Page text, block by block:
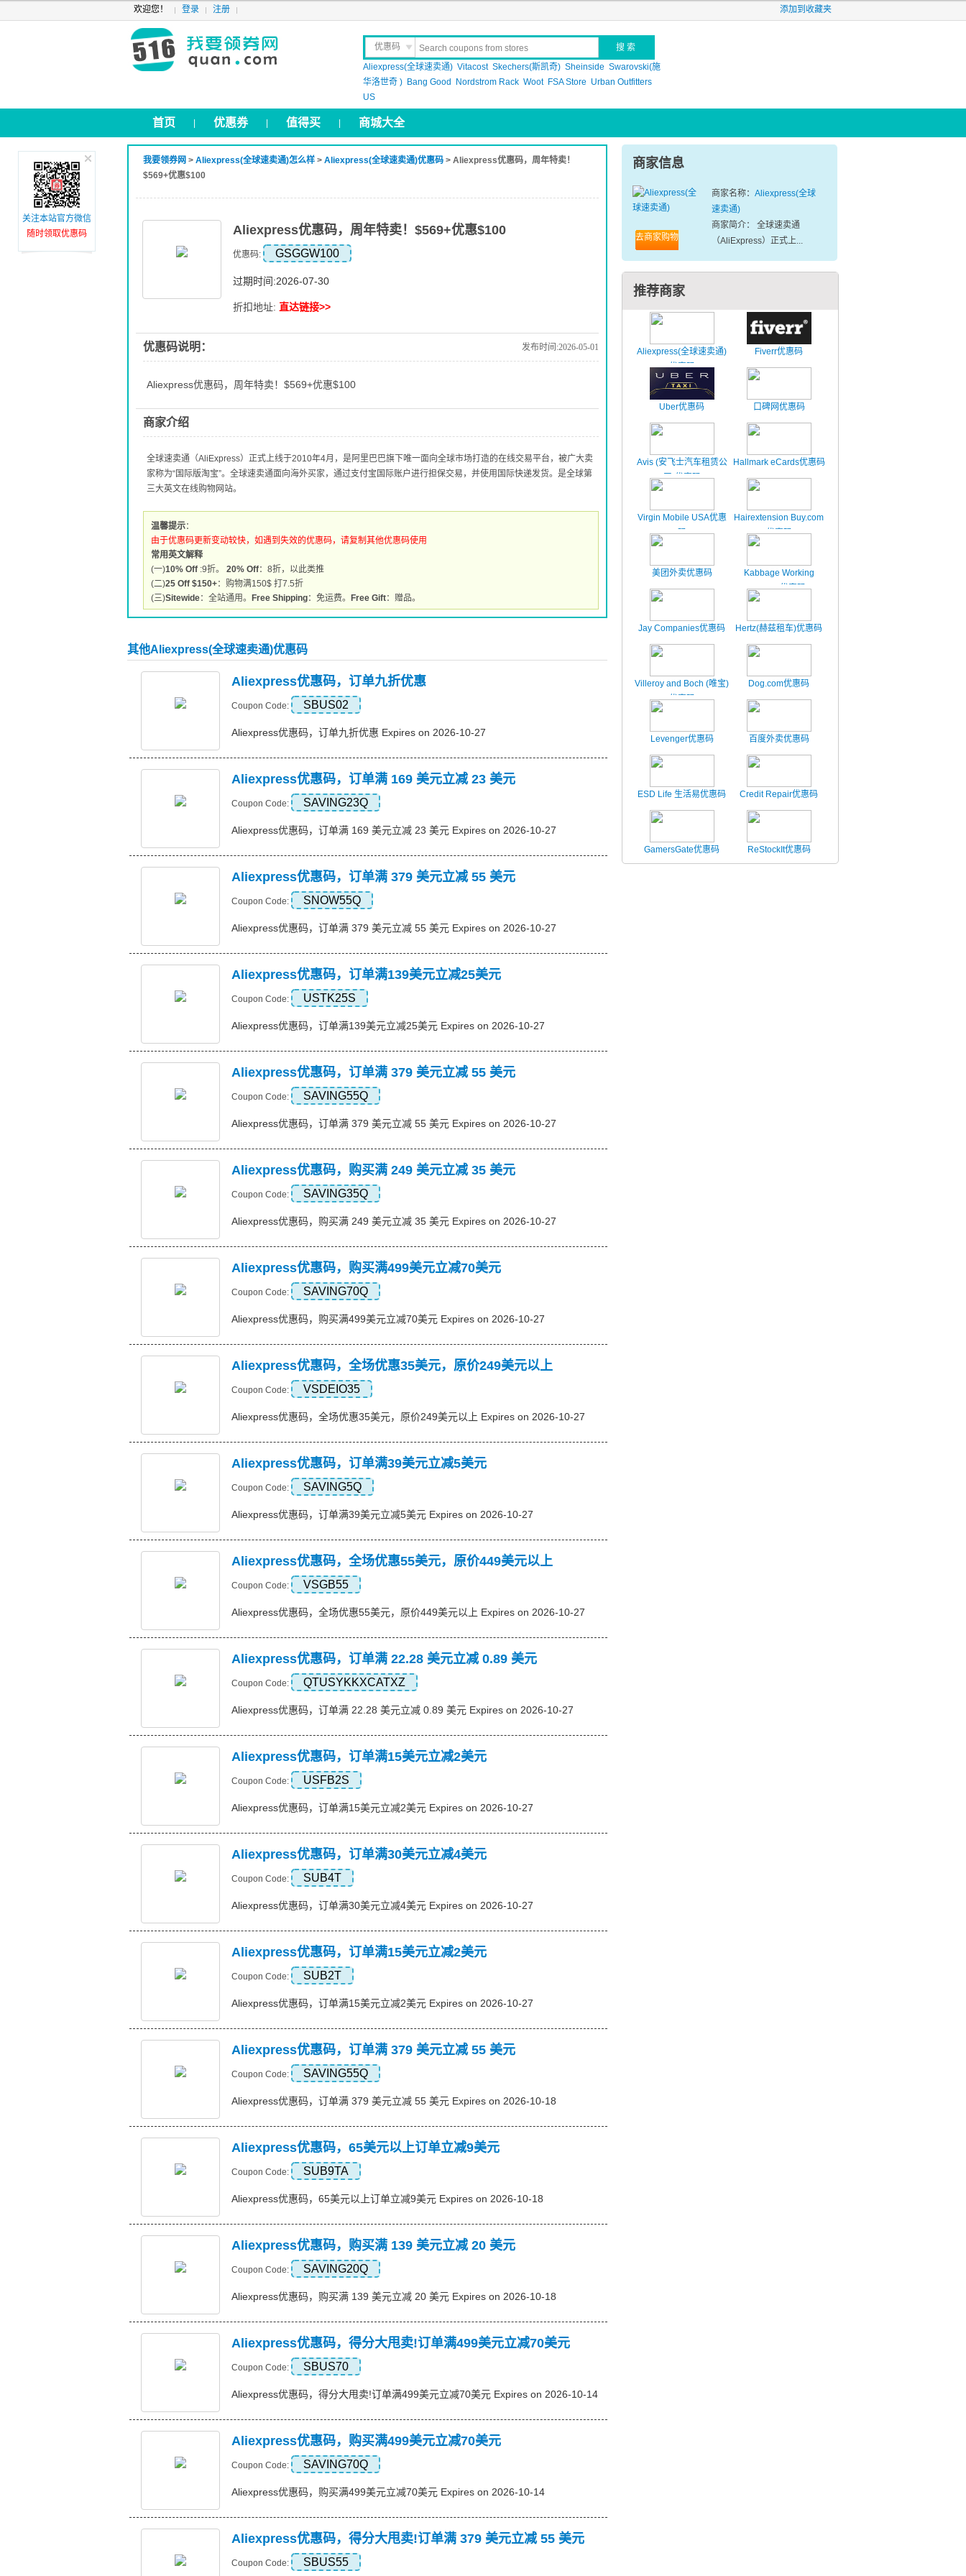
欢迎您！ 登录 注册 添加到收藏夹
优惠码
晒 单
Aliexpress(全球速卖通) Vitacost Skechers(斯凯奇) Sheinside Swarovski(施
华洛世奇 ) Bang Good Nordstrom Rack Woot FSA Store Urban Outfitters
US
首页 优惠券 值得买 商城大全
我要领券网 > Aliexpress(全球速卖通)怎么样 > Aliexpress(全球速卖通)优惠码 > Aliexpress优惠码，周年特卖！
$569+优惠$100
Aliexpress优惠码，周年特卖！$569+优惠$100
优惠码: GSGGW100
过期时间:2026-07-30
折扣地址: 直达链接>>
优惠码说明： 发布时间:2026-05-01
Aliexpress优惠码，周年特卖！$569+优惠$100
商家介绍
全球速卖通（AliExpress）正式上线于2010年4月，是阿里巴巴旗下唯一面向全球市场打造的在线交易平台，被广大卖
家称为“国际版淘宝”。全球速卖通面向海外买家，通过支付宝国际账户进行担保交易，并使用国际快递发货。是全球第
三大英文在线购物网站。
温馨提示：
由于优惠码更新变动较快，如遇到失效的优惠码，请复制其他优惠码使用
常用英文解释
(一)10% Off :9折。 20% Off：8折，以此类推
(二)25 Off $150+：购物满150$ 打7.5折
(三)Sitewide：全站通用。 Free Shipping：免运费。 Free Gift：赠品。
其他Aliexpress(全球速卖通)优惠码
Aliexpress优惠码，订单九折优惠
Coupon Code: SBUS02
Aliexpress优惠码，订单九折优惠 Expires on 2026-10-27
Aliexpress优惠码，订单满 169 美元立减 23 美元
Coupon Code: SAVING23Q
Aliexpress优惠码，订单满 169 美元立减 23 美元 Expires on 2026-10-27
Aliexpress优惠码，订单满 379 美元立减 55 美元
Coupon Code: SNOW55Q
Aliexpress优惠码，订单满 379 美元立减 55 美元 Expires on 2026-10-27
Aliexpress优惠码，订单满139美元立减25美元
Coupon Code: USTK25S
Aliexpress优惠码，订单满139美元立减25美元 Expires on 2026-10-27
Aliexpress优惠码，订单满 379 美元立减 55 美元
Coupon Code: SAVING55Q
Aliexpress优惠码，订单满 379 美元立减 55 美元 Expires on 2026-10-27
Aliexpress优惠码，购买满 249 美元立减 35 美元
Coupon Code: SAVING35Q
Aliexpress优惠码，购买满 249 美元立减 35 美元 Expires on 2026-10-27
Aliexpress优惠码，购买满499美元立减70美元
Coupon Code: SAVING70Q
Aliexpress优惠码，购买满499美元立减70美元 Expires on 2026-10-27
Aliexpress优惠码，全场优惠35美元，原价249美元以上
Coupon Code: VSDEIO35
Aliexpress优惠码，全场优惠35美元，原价249美元以上 Expires on 2026-10-27
Aliexpress优惠码，订单满39美元立减5美元
Coupon Code: SAVING5Q
Aliexpress优惠码，订单满39美元立减5美元 Expires on 2026-10-27
Aliexpress优惠码，全场优惠55美元，原价449美元以上
Coupon Code: VSGB55
Aliexpress优惠码，全场优惠55美元，原价449美元以上 Expires on 2026-10-27
Aliexpress优惠码，订单满 22.28 美元立减 0.89 美元
Coupon Code: QTUSYKKXCATXZ
Aliexpress优惠码，订单满 22.28 美元立减 0.89 美元 Expires on 2026-10-27
Aliexpress优惠码，订单满15美元立减2美元
Coupon Code: USFB2S
Aliexpress优惠码，订单满15美元立减2美元 Expires on 2026-10-27
Aliexpress优惠码，订单满30美元立减4美元
Coupon Code: SUB4T
Aliexpress优惠码，订单满30美元立减4美元 Expires on 2026-10-27
Aliexpress优惠码，订单满15美元立减2美元
Coupon Code: SUB2T
Aliexpress优惠码，订单满15美元立减2美元 Expires on 2026-10-27
Aliexpress优惠码，订单满 379 美元立减 55 美元
Coupon Code: SAVING55Q
Aliexpress优惠码，订单满 379 美元立减 55 美元 Expires on 2026-10-18
Aliexpress优惠码，65美元以上订单立减9美元
Coupon Code: SUB9TA
Aliexpress优惠码，65美元以上订单立减9美元 Expires on 2026-10-18
Aliexpress优惠码，购买满 139 美元立减 20 美元
Coupon Code: SAVING20Q
Aliexpress优惠码，购买满 139 美元立减 20 美元 Expires on 2026-10-18
Aliexpress优惠码，得分大甩卖!订单满499美元立减70美元
Coupon Code: SBUS70
Aliexpress优惠码，得分大甩卖!订单满499美元立减70美元 Expires on 2026-10-14
Aliexpress优惠码，购买满499美元立减70美元
Coupon Code: SAVING70Q
Aliexpress优惠码，购买满499美元立减70美元 Expires on 2026-10-14
Aliexpress优惠码，得分大甩卖!订单满 379 美元立减 55 美元
Coupon Code: SBUS55
商家信息
去商家购物
商家名称： Aliexpress(全球
速卖通)
商家简介： 全球速卖通
（AliExpress）正式上...
推荐商家
Aliexpress(全球速卖通)
优惠码
Fiverr优惠码
Uber优惠码 口碑网优惠码
Avis (安飞士汽车租赁公
司)优惠码
Hallmark eCards优惠码
Virgin Mobile USA优惠
码
Hairextension Buy.com
优惠码
美团外卖优惠码
Kabbage Working
Capital优惠码
Jay Companies优惠码 Hertz(赫兹租车)优惠码
Villeroy and Boch (唯宝)
优惠码
Dog.com优惠码
Levenger优惠码 百度外卖优惠码
ESD Life 生活易优惠码 Credit Repair优惠码
GamersGate优惠码 ReStockIt优惠码
关注本站官方微信
随时领取优惠码